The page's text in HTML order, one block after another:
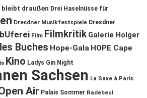
bleibt draußen Drei Haselnüsse für
Dresdner Musikfestspiele Dresdner
Film Filmkritik Galerie Holger
Buches Hope-Gala HOPE Cape
Kino Ladys Gin Night
Sachsen La Saxe à Paris
Air Palais Sommer Radebeul